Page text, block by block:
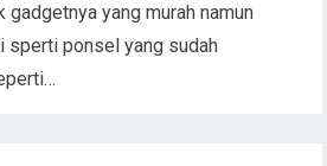
gadgetnya yang murah namun
sperti ponsel yang sudah